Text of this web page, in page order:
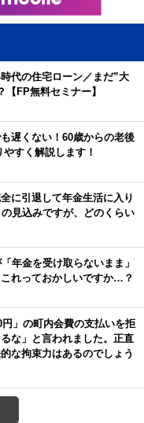
代の住宅ローン／まだ”大
【FP無料セミナー】
遅くない！60歳からの老後
すく解説します！
に引退して年金生活に入り
見込みですが、どのくらい
年金を受け取らないまま」
れっておかしいですか…？
円」の町内会費の支払いを拒
な」と言われました。正直
な拘束力はあるのでしょう